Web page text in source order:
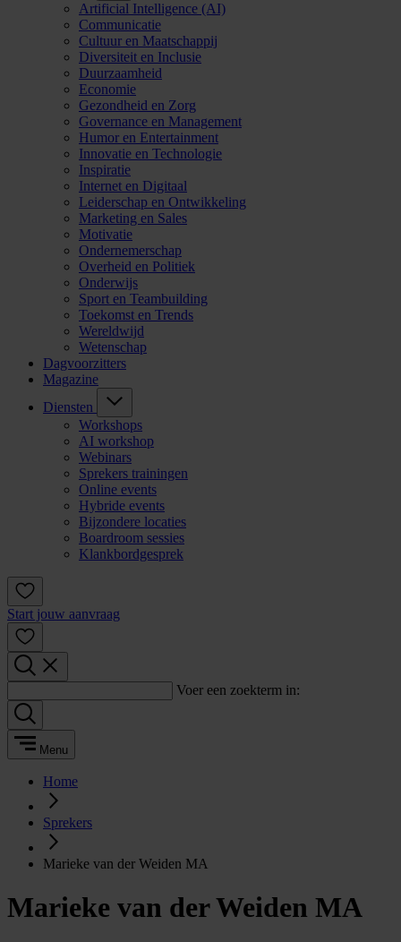
Artificial Intelligence (AI)
Communicatie
Cultuur en Maatschappij
Diversiteit en Inclusie
Duurzaamheid
Economie
Gezondheid en Zorg
Governance en Management
Humor en Entertainment
Innovatie en Technologie
Inspiratie
Internet en Digitaal
Leiderschap en Ontwikkeling
Marketing en Sales
Motivatie
Ondernemerschap
Overheid en Politiek
Onderwijs
Sport en Teambuilding
Toekomst en Trends
Wereldwijd
Wetenschap
Dagvoorzitters
Magazine
Diensten
Workshops
AI workshop
Webinars
Sprekers trainingen
Online events
Hybride events
Bijzondere locaties
Boardroom sessies
Klankbordgesprek
Start jouw aanvraag
Voer een zoekterm in:
Menu
Home
Sprekers
Marieke van der Weiden MA
Marieke van der Weiden MA